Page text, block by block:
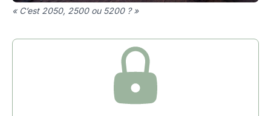
« C’est 2050, 2500 ou 5200 ? »